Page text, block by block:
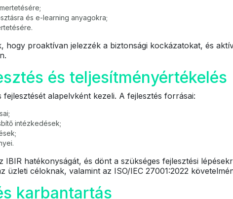
és e-learning anyagokra;
proaktívan jelezzék a biztonsági kockázatokat, és
és teljesítményértékelés
alapelvként kezeli. A fejlesztés forrásai:
intézkedések;
IBIR hatékonyságát, és dönt a szükséges fejlesztési
üzleti céloknak, valamint az ISO/IEC 27001:2022
karbantartás